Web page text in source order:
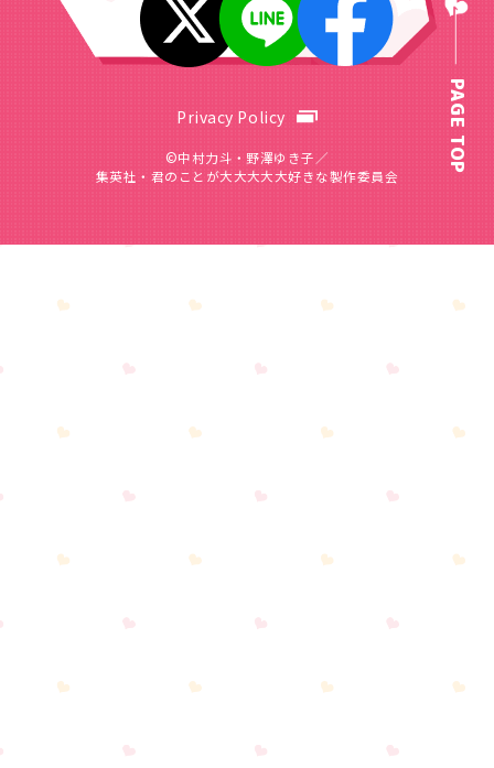
Privacy Policy
©中村力斗・野澤ゆき子／
集英社・君のことが大大大大大好きな製作委員会
PAGE TOP